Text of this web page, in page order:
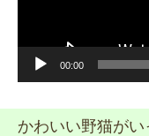
00:00
かわいい野猫が